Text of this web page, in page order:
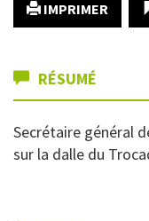
IMPRIMER
RÉSUMÉ
Secrétaire général
sur la dalle du